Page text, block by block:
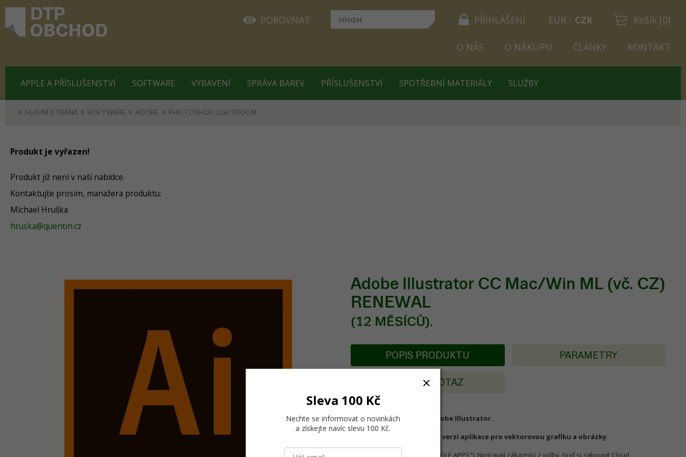
PŘIHLÁŠENÍ Košík [0]
POROVNAT EUR CZK
O NÁS O NÁKUPU ČLÁNKY KONTAKT
APPLE A PŘÍSLUŠENSTVÍ SOFTWARE VYBAVENÍ SPRÁVA BAREV PŘÍSLUŠENSTVÍ SPOTŘEBNÍ MATERIÁLY SLUŽBY
HLAVNÍ STRANA SOFTWARE ADOBE PHOTOSHOP, LIGHTROOM
Produkt je vyřazen!
Produkt již není v naší nabídce.
Kontaktujte prosím, manažera produktu:
Michael Hruška
hruska@quentin.cz
Adobe Illustrator CC Mac/Win ML (vč. CZ)
RENEWAL
(12 MĚSÍCŮ).
POPIS PRODUKTU PARAMETRY
POSLAT DOTAZ
Obnovení roční licence Adobe Illustrator.
Illustrator CC je nejnovější verzí aplikace pro vektorovou grafiku a obrázky.
SAMOSTATNÉ APLIKACE ("SINGLE APPS"). Nyní mají zákazníci 2 volby, buď si zakoupit Cloud
Sleva 100 Kč
Nechte se informovat o novinkách
a získejte navíc slevu 100 Kč.